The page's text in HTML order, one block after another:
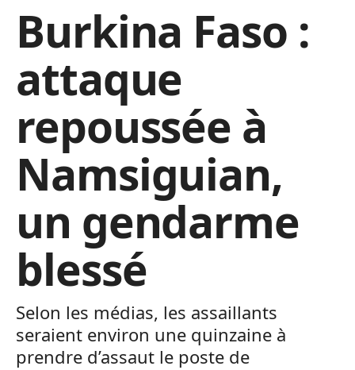
Burkina Faso :
attaque
repoussée à
Namsiguian,
un gendarme
blessé
Selon les médias, les assaillants
seraient environ une quinzaine à
prendre d’assaut le poste de